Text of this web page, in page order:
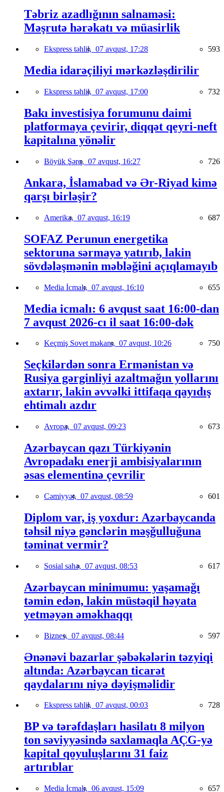
Təbriz azadlığının salnaməsi:
Məşrutə hərəkatı və müasirlik
Ekspress təhlil, 07 avqust, 17:28 593
Media idarəçiliyi mərkəzləşdirilir
Ekspress təhlil, 07 avqust, 17:00 732
Bakı investisiya forumunu daimi
platformaya çevirir, diqqət qeyri-neft
kapitalına yönəlir
Böyük Şərq, 07 avqust, 16:27 726
Ankara, İslamabad və Ər-Riyad kimə
qarşı birləşir?
Amerika, 07 avqust, 16:19 687
SOFAZ Perunun energetika
sektoruna sərmayə yatırıb, lakin
sövdələşmənin məbləğini açıqlamayıb
Media İcmalı, 07 avqust, 16:10 655
Media icmalı: 6 avqust saat 16:00-dan
7 avqust 2026-cı il saat 16:00-dək
Keçmiş Sovet məkanı, 07 avqust, 10:26 750
Seçkilərdən sonra Ermənistan və
Rusiya gərginliyi azaltmağın yollarını
axtarır, lakin əvvəlki ittifaqa qayıdış
ehtimalı azdır
Avropa, 07 avqust, 09:23 673
Azərbaycan qazı Türkiyənin
Avropadakı enerji ambisiyalarının
əsas elementinə çevrilir
Cəmiyyət, 07 avqust, 08:59 601
Diplom var, iş yoxdur: Azərbaycanda
təhsil niyə gənclərin məşğulluğuna
təminat vermir?
Sosial sahə, 07 avqust, 08:53 617
Azərbaycan minimumu: yaşamağı
təmin edən, lakin müstəqil həyata
yetməyən əməkhaqqı
Biznes, 07 avqust, 08:44 597
Ənənəvi bazarlar şəbəkələrin təzyiqi
altında: Azərbaycan ticarət
qaydalarını niyə dəyişməlidir
Ekspress təhlil, 07 avqust, 00:03 728
BP və tərəfdaşları hasilatı 8 milyon
ton səviyyəsində saxlamaqla AÇG-yə
kapital qoyuluşlarını 31 faiz
artırıblar
Media İcmalı, 06 avqust, 15:09 657